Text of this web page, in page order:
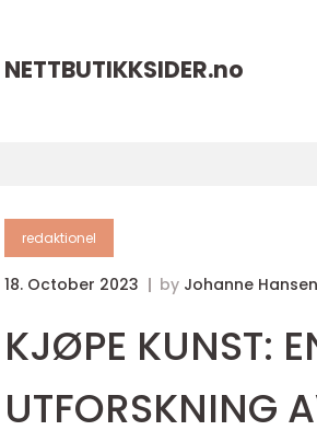
NETTBUTIKKSIDER.no
redaktionel
18. October 2023 by Johanne Hansen
KJØPE KUNST:
UTFORSKNING